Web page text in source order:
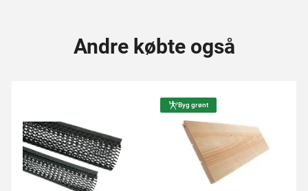
Andre købte også
Byg grønt